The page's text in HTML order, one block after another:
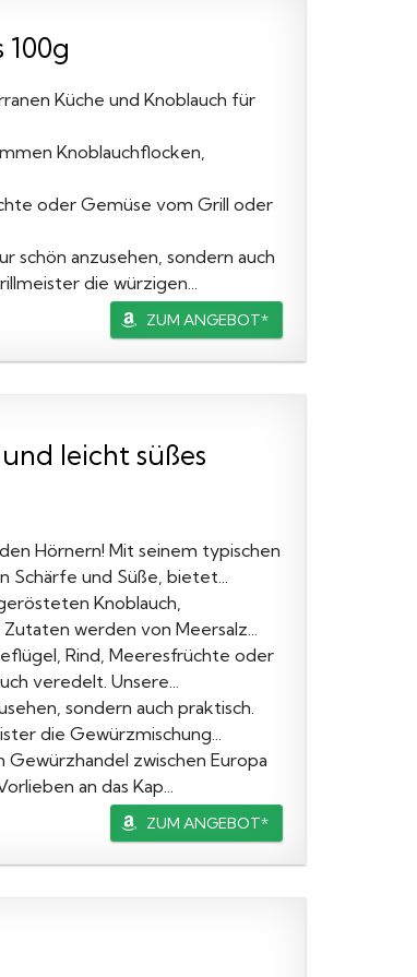
Küche und Knoblauch für
Knoblauchflocken,
oder Gemüse vom Grill oder
schön anzusehen, sondern auch
die würzigen...
ZUM ANGEBOT*
leicht süßes
Hörnern! Mit seinem typischen
Schärfe und Süße, bietet...
Knoblauch,
werden von Meersalz...
Rind, Meeresfrüchte oder
veredelt. Unsere...
sondern auch praktisch.
die Gewürzmischung...
Gewürzhandel zwischen Europa
an das Kap...
ZUM ANGEBOT*